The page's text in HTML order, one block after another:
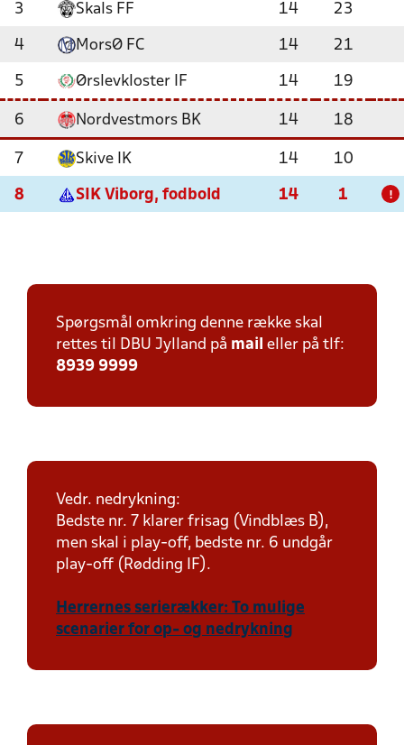
3 Skals FF 14 23
4 MorsØ FC 14 21
5 Ørslevkloster IF 14 19
6 Nordvestmors BK 14 18
7 Skive IK 14 10
8 SIK Viborg, fodbold 14 1 !
Spørgsmål omkring denne række skal
rettes til DBU Jylland på mail eller på tlf:
8939 9999
Vedr. nedrykning:
Bedste nr. 7 klarer frisag (Vindblæs B),
men skal i play-off, bedste nr. 6 undgår
play-off (Rødding IF).
Herrernes serierækker: To mulige
scenarier for op- og nedrykning